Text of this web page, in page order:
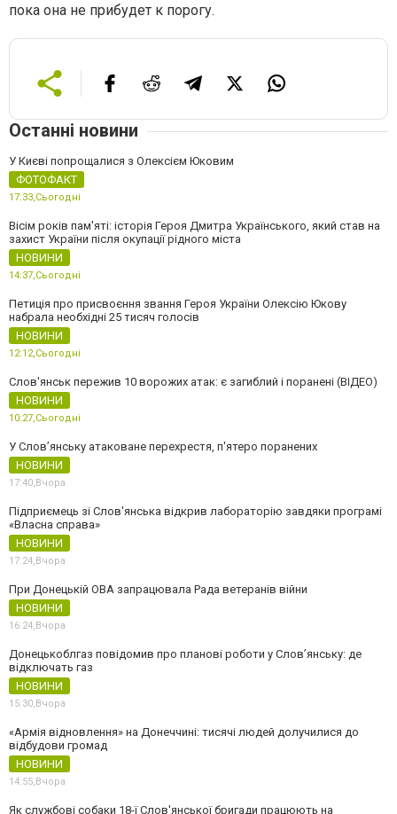
пока она не прибудет к порогу.
Останні новини
У Києві попрощалися з Олексієм Юковим
ФОТОФАКТ
17:33,Сьогодні
Вісім років пам'яті: історія Героя Дмитра Українського, який став на
захист України після окупації рідного міста
НОВИНИ
14:37,Сьогодні
Петиція про присвоєння звання Героя України Олексію Юкову
набрала необхідні 25 тисяч голосів
НОВИНИ
12:12,Сьогодні
Слов'янськ пережив 10 ворожих атак: є загиблий і поранені (ВІДЕО)
НОВИНИ
10:27,Сьогодні
У Слов’янську атаковане перехрестя, п'ятеро поранених
НОВИНИ
17:40,Вчора
Підприємець зі Слов'янська відкрив лабораторію завдяки програмі
«Власна справа»
НОВИНИ
17:24,Вчора
При Донецькій ОВА запрацювала Рада ветеранів війни
НОВИНИ
16:24,Вчора
Донецькоблгаз повідомив про планові роботи у Слов’янську: де
відключать газ
НОВИНИ
15:30,Вчора
«Армія відновлення» на Донеччині: тисячі людей долучилися до
відбудови громад
НОВИНИ
14:55,Вчора
Як службові собаки 18-ї Слов'янської бригади працюють на